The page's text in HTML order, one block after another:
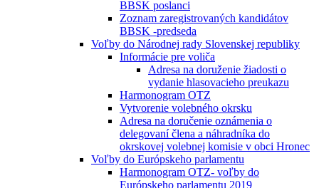
BBSK poslanci
Zoznam zaregistrovaných kandidátov
BBSK -predseda
Voľby do Národnej rady Slovenskej republiky
Informácie pre voliča
Adresa na doruženie žiadosti o
vydanie hlasovacieho preukazu
Harmonogram OTZ
Vytvorenie volebného okrsku
Adresa na doručenie oznámenia o
delegovaní člena a náhradníka do
okrskovej volebnej komisie v obci Hronec
Voľby do Európskeho parlamentu
Harmonogram OTZ- voľby do
Európskeho parlamentu 2019